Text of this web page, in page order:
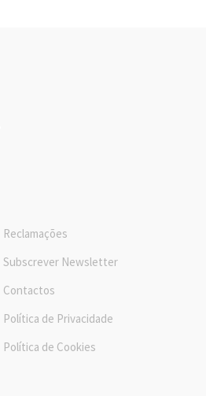
Reclamações
Subscrever Newsletter
Contactos
Política de Privacidade
Política de Cookies